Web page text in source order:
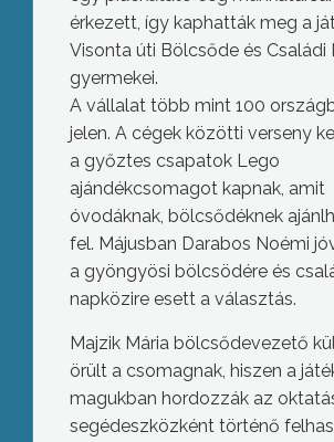
érkezett, így kaphatták meg a
Visonta úti Bölcsőde és Családi
gyermekei.
A vállalat több mint 100
jelen. A cégek közötti verseny
a győztes csapatok Lego
ajándékcsomagot kapnak, amit
óvodáknak, bölcsődéknek
fel. Májusban Darabos Noémi
a gyöngyösi bölcsödére és
napközire esett a választás.
Majzik Mária bölcsődevezető
örült a csomagnak, hiszen a
magukban hordozzák az
segédeszközként történő